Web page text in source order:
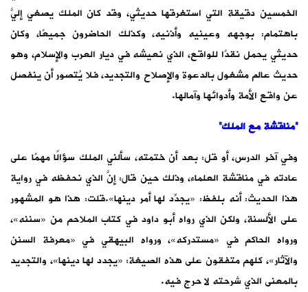
الخمسين دقيقة التي استغرقها حديثي، وقد كان الملك يصغي إليَّ
باهتمام: بوجهه وعينيه وأذنيه، وكذلك الحاضرون جميعًا، وكان
حديثي يحمل نقدًا للواقع، الذي نعيشه في ديار العرب والإسلام، وهو
حديث عالم مشغول بالدعوة والإصلاح والتجديد، فلا يُتصور أن ينفصل
عن واقع الأمة وأدوائها وآمالها.
“مناقشة مع الملك”
وفي آخر الدرس، أو قل: بعد أن ختمته، سألني الملك سؤالًا مهمًا على
عادته في مناقشة العلماء، وذلك حين قال: إنَّ الذي نحفظه في رواية
هذا الحديث: أنه بلفظ: «يجدِّد لها أمر دينها».قلت: هذا هو المشهور
على الألسنة، ولكن الذي رواه أبو داود في كتاب الملاحم من «سننه»،
ورواه الحاكم في «مستدركه»، ورواه البيهقي في «معرفة السنن
والآثار»، كلهم متفقون على هذه الصيغة: «يجدد لها دينها»، والتجديد
بالمعنى الذي شرحته لا حرج فيه.